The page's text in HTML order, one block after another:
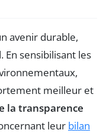
avenir durable,
En sensibilisant les
meilleur et
la transparence
leur bilan